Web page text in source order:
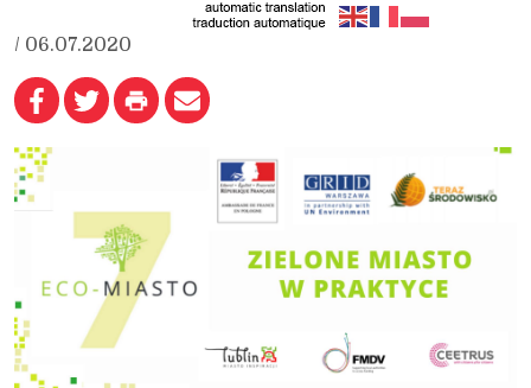
/ 06.07.2020